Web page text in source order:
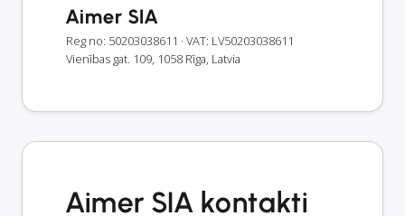
Aimer SIA
Reg no: 50203038611 · VAT: LV50203038611
Vienības gat. 109, 1058 Rīga, Latvia
Aimer SIA kontakti